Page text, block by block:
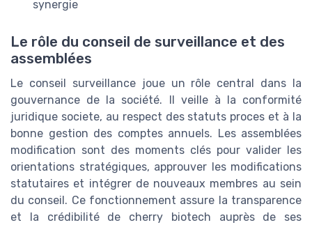
synergie
Le rôle du conseil de surveillance et des
assemblées
Le conseil surveillance joue un rôle central dans la
gouvernance de la société. Il veille à la conformité
juridique societe, au respect des statuts proces et à la
bonne gestion des comptes annuels. Les assemblées
modification sont des moments clés pour valider les
orientations stratégiques, approuver les modifications
statutaires et intégrer de nouveaux membres au sein
du conseil. Ce fonctionnement assure la transparence
et la crédibilité de cherry biotech auprès de ses